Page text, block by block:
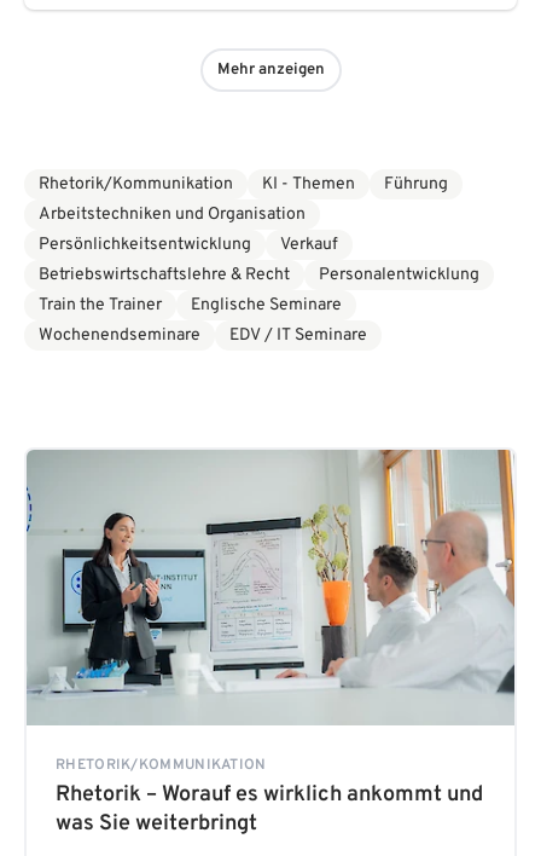
unseren neuen Flyer Verkauf - Gemeinsam.
Verkaufserfolge steigern und entdecken Sie neue
Mehr anzeigen
Rhetorik/Kommunikation KI - Themen
Führung
Arbeitstechniken und Organisation
Persönlichkeitsentwicklung
Verkauf
Betriebswirtschaftslehre & Recht
Personalentwicklung
Train the Trainer
Englische Seminare
Wochenendseminare
EDV / IT Seminare
RHETORIK/KOMMUNIKATION
Rhetorik – Worauf es wirklich ankommt und
was Sie weiterbringt